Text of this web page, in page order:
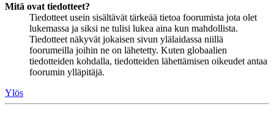
Mitä ovat tiedotteet?
Tiedotteet usein sisältävät tärkeää tietoa foorumista jota olet
lukemassa ja siksi ne tulisi lukea aina kun mahdollista.
Tiedotteet näkyvät jokaisen sivun ylälaidassa niillä
foorumeilla joihin ne on lähetetty. Kuten globaalien
tiedotteiden kohdalla, tiedotteiden lähettämisen oikeudet antaa
foorumin ylläpitäjä.
Ylös